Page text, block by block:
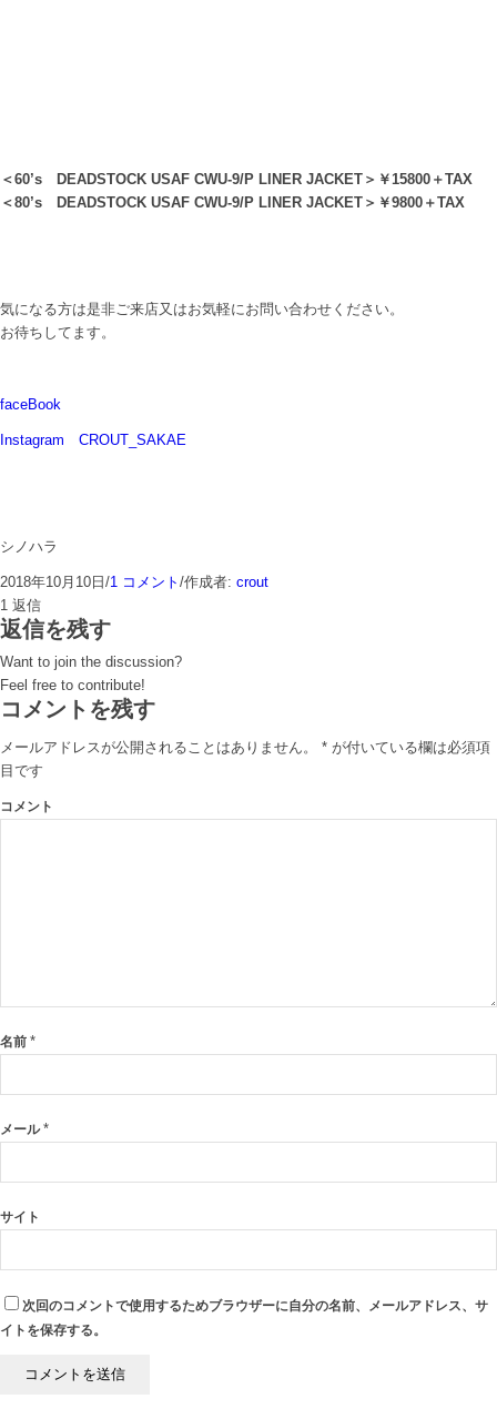
＜60’s DEADSTOCK USAF CWU-9/P LINER JACKET＞￥15800＋TAX
＜80’s DEADSTOCK USAF CWU-9/P LINER JACKET＞￥9800＋TAX
気になる方は是非ご来店又はお気軽にお問い合わせください。
お待ちしてます。
faceBook
Instagram CROUT_SAKAE
シノハラ
2018年10月10日 /1 コメント /作成者: crout
1 返信
返信を残す
Want to join the discussion?
Feel free to contribute!
コメントを残す
メールアドレスが公開されることはありません。 * が付いている欄は必須項
目です
コメント
名前 *
メール*
サイト
次回のコメントで使用するためブラウザーに自分の名前、メールアドレス、サ
イトを保存する。